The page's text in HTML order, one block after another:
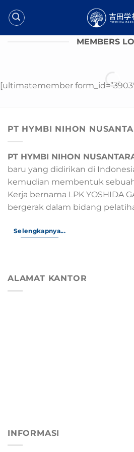
MEMBERS
[ultimatemember
PT HYMBI NIHON
PT HYMBI NIHON
baru yang didirikan di
kemudian membentuk
Kerja bernama LPK YOSHIDA
bergerak dalam bidang
Selengkapnya...
ALAMAT KANTOR
INFORMASI